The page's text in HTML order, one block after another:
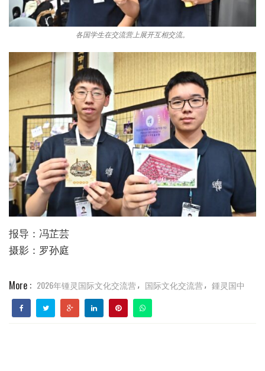
各国学生在交流营上展开互相交流。
报导：冯芷芸
摄影：罗孙庭
More : 2026年锺灵国际文化交流营, 国际文化交流营, 鍾灵国中